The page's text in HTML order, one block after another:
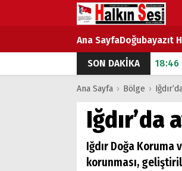
Ana SayfaDoğubayazıt
SON DAKİKA
18:46
07:53
07:00
18:29
Ana Sayfa › Bölge ›
Iğdır’da
Iğdır Doğa Koruma
korunması,